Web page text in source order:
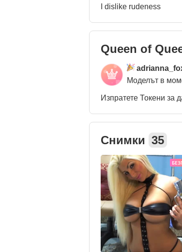
I dislike rudeness
Queen of
Моделът в
Изпратете Токени за
Снимки 35